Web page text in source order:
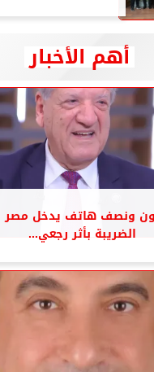
أهم الأخبار
ونصف هاتف يدخل مصر
الضريبة بأثر رجعي...